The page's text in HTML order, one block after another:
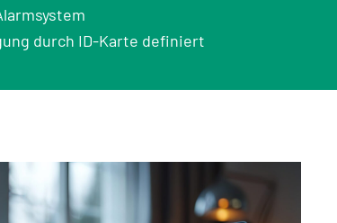
durch ID-Karte definiert